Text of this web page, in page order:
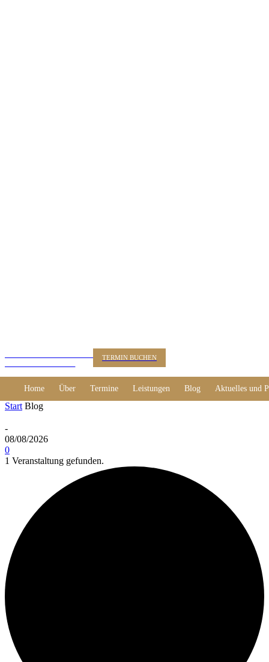
TERMIN BUCHEN
Home Über Termine Leistungen Blog Aktuelles und
Start Blog
-
08/08/2026
0
1 Veranstaltung gefunden.